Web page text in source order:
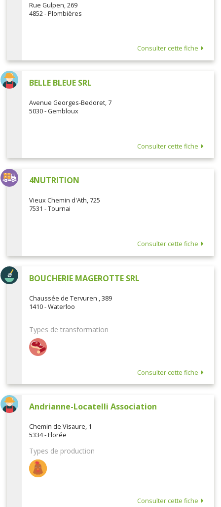
Rue Gulpen, 269
4852 - Plombières
Consulter cette fiche
BELLE BLEUE SRL
Avenue Georges-Bedoret, 7
5030 - Gembloux
Consulter cette fiche
4NUTRITION
Vieux Chemin d'Ath, 725
7531 - Tournai
Consulter cette fiche
BOUCHERIE MAGEROTTE SRL
Chaussée de Tervuren , 389
1410 - Waterloo
Types de transformation
Consulter cette fiche
Andrianne-Locatelli Association
Chemin de Visaure, 1
5334 - Florée
Types de production
Consulter cette fiche